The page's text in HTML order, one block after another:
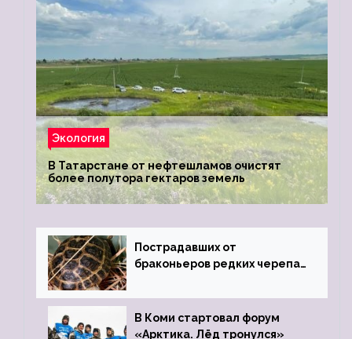
Экология
В Татарстане от нефтешламов очистят
более полутора гектаров земель
Пострадавших от
браконьеров редких черепах
зоопарк
В Коми стартовал форум
«Арктика. Лёд тронулся»